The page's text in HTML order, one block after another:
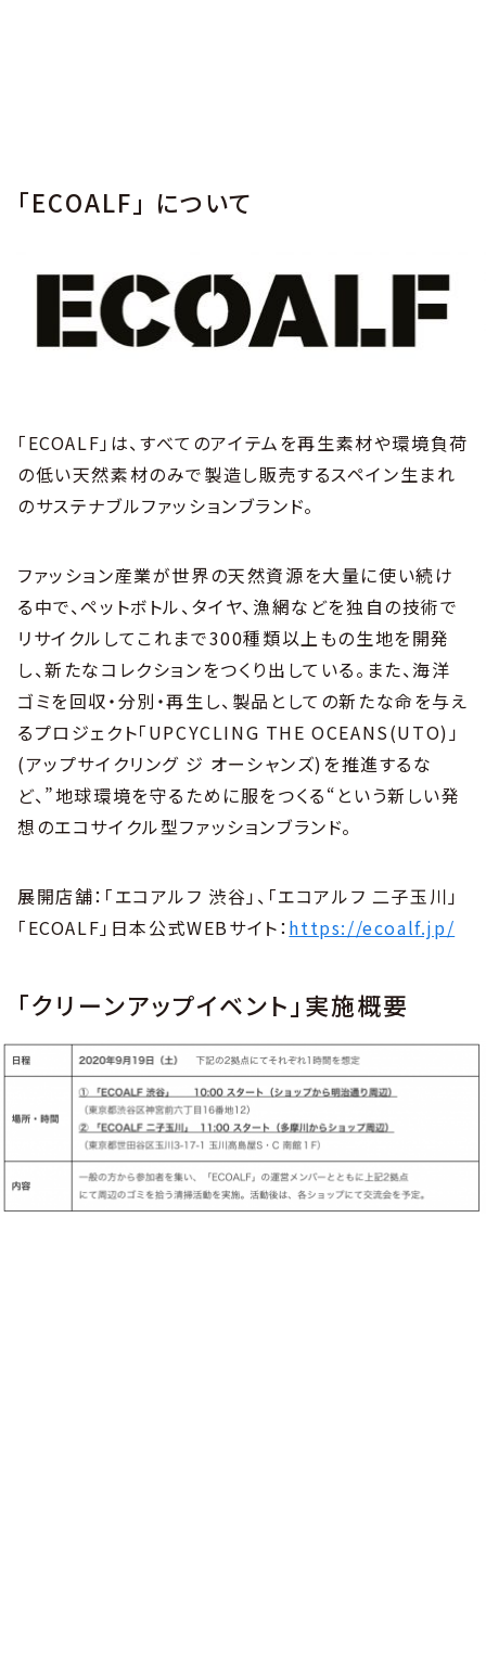
「ECOALF」 について
「ECOALF」は、すべてのアイテムを再生素材や環境負荷
の低い天然素材のみで製造し販売するスペイン生まれ
のサステナブルファッションブランド。
ファッション産業が世界の天然資源を大量に使い続け
る中で、ペットボトル、タイヤ、漁網などを独自の技術で
リサイクルしてこれまで300種類以上もの生地を開発
し、新たなコレクションをつくり出している。また、海洋
ゴミを回収・分別・再生し、製品としての新たな命を与え
るプロジェクト「UPCYCLING THE OCEANS(UTO)」
(アップサイクリング ジ オーシャンズ)を推進するな
ど、”地球環境を守るために服をつくる“という新しい発
想のエコサイクル型ファッションブランド。
展開店舗：「エコアルフ 渋谷」、「エコアルフ 二子玉川」
「ECOALF」日本公式WEBサイト：https://ecoalf.jp/
「クリーンアップイベント」実施概要